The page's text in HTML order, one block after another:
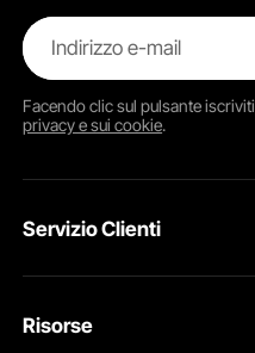
Indirizzo e-mail
Facendo clic sul pulsanteiscriviti
privacy e sui cookie.
Servizio Clienti
Resi & Cambi
Risorse